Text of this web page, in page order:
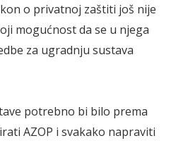
o privatnoj zaštiti još nije
mogućnost da se u njega
za ugradnju sustava
potrebno bi bilo prema
AZOP i svakako napraviti